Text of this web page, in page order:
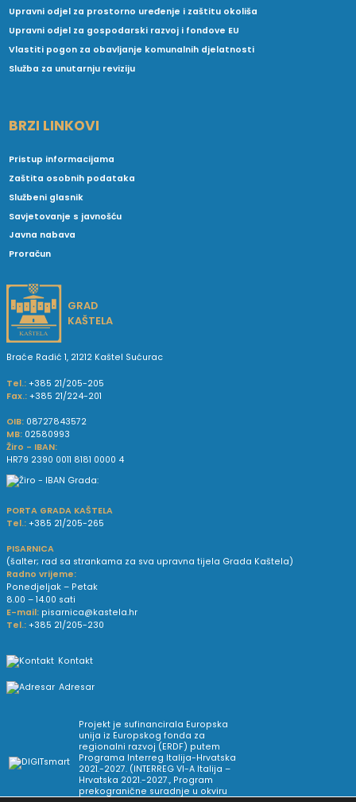
Upravni odjel za prostorno uređenje i zaštitu okoliša
Upravni odjel za gospodarski razvoj i fondove EU
Vlastiti pogon za obavljanje komunalnih djelatnosti
Služba za unutarnju reviziju
BRZI LINKOVI
Pristup informacijama
Zaštita osobnih podataka
Službeni glasnik
Savjetovanje s javnošću
Javna nabava
Proračun
GRAD
KAŠTELA
Braće Radić 1, 21212 Kaštel Sućurac
Tel.: +385 21/205-205
Fax.: +385 21/224-201
OIB: 08727843572
MB: 02580993
Žiro - IBAN:
HR79 2390 0011 8181 0000 4
PORTA GRADA KAŠTELA
Tel.: +385 21/205-265
PISARNICA
(šalter; rad sa strankama za sva upravna tijela Grada Kaštela)
Radno vrijeme:
Ponedjeljak – Petak
8.00 – 14.00 sati
E-mail: pisarnica@kastela.hr
Tel.: +385 21/205-230
Kontakt
Adresar
Projekt je sufinancirala Europska
unija iz Europskog fonda za
regionalni razvoj (ERDF) putem
Programa Interreg Italija-Hrvatska
2021.-2027. (INTERREG VI-A Italija –
Hrvatska 2021.-2027., Program
prekogranične suradnje u okviru